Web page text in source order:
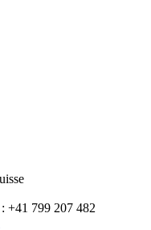
+41 799 207 482